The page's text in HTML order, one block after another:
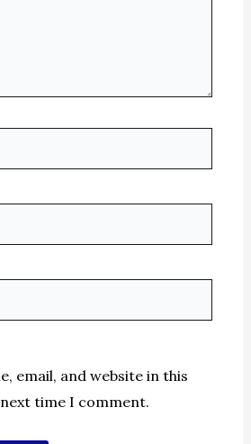
email, and website in this
time I comment.